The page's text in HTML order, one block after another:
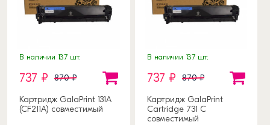
В наличии 137 шт.
737 ₽ 870 ₽
Картридж GalaPrint 131A
(CF211A) совместимый
В наличии 137 шт.
737 ₽ 870 ₽
Картридж GalaPrint
Cartridge 731 C
совместимый